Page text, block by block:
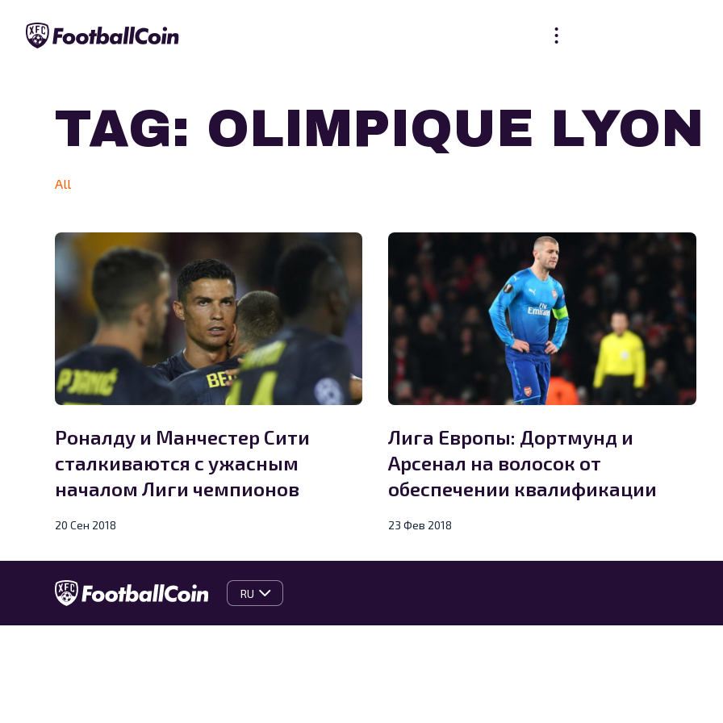
TAG: OLIMPIQUE LYON
All
Роналду и Манчестер Сити
сталкиваются с ужасным
началом Лиги чемпионов
20 Сен 2018
Лига Европы: Дортмунд и
Арсенал на волосок от
обеспечении квалификации
23 Фев 2018
RU